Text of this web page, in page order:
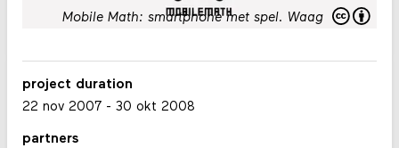
Mobile Math: smartphone met spel. Waag
project duration
22 nov 2007 - 30 okt 2008
partners